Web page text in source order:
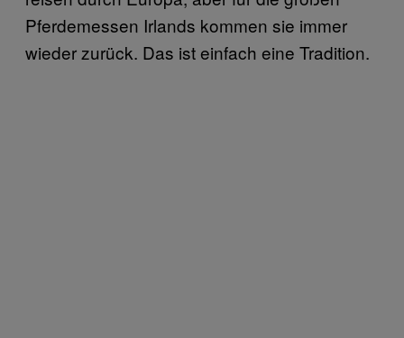
Pferdemessen Irlands kommen sie immer
wieder zurück. Das ist einfach eine Tradition.